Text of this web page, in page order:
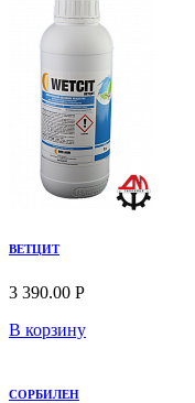
ВЕТЦИТ
3 390.00 Р
В корзину
СОРБИЛЕН